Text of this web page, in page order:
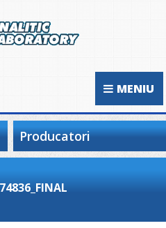
MENIU
Producatori